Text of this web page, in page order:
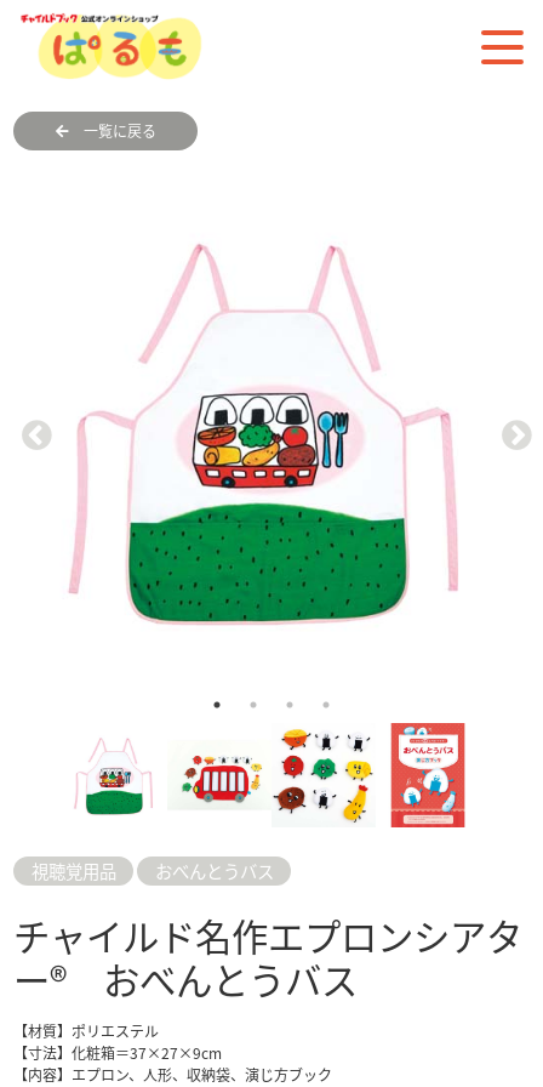
一覧に戻る
視聴覚用品 おべんとうバス
チャイルド名作エプロンシアタ
ー® おべんとうバス
【材質】ポリエステル
【寸法】化粧箱＝37×27×9cm
【内容】エプロン、人形、収納袋、演じ方ブック